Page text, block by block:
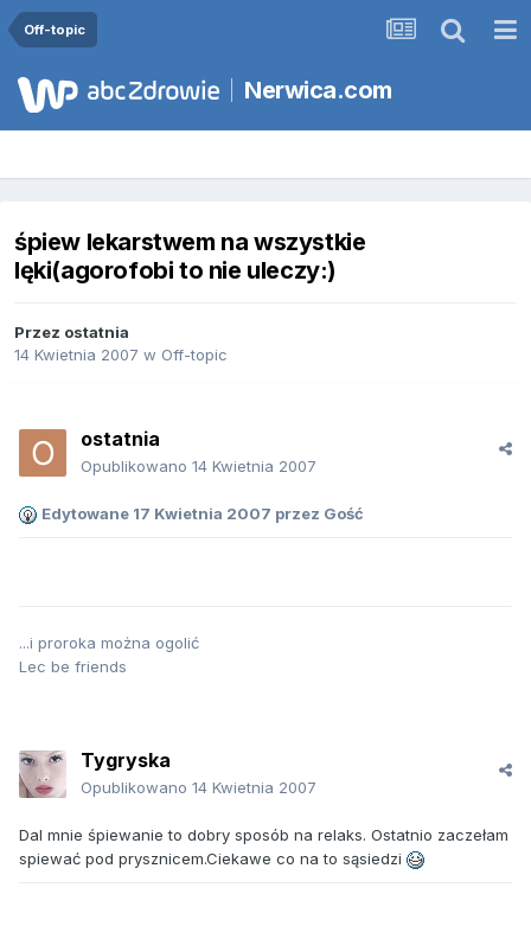
Off-topic
Nerwica.com
śpiew lekarstwem na wszystkie
lęki(agorofobi to nie uleczy:)
Przez ostatnia
14 Kwietnia 2007 w Off-topic
ostatnia
Opublikowano 14 Kwietnia 2007
Edytowane 17 Kwietnia 2007 przez Gość
...i proroka można ogolić
Lec be friends
Tygryska
Opublikowano 14 Kwietnia 2007
Dal mnie śpiewanie to dobry sposób na relaks. Ostatnio zaczełam
spiewać pod prysznicem.Ciekawe co na to sąsiedzi